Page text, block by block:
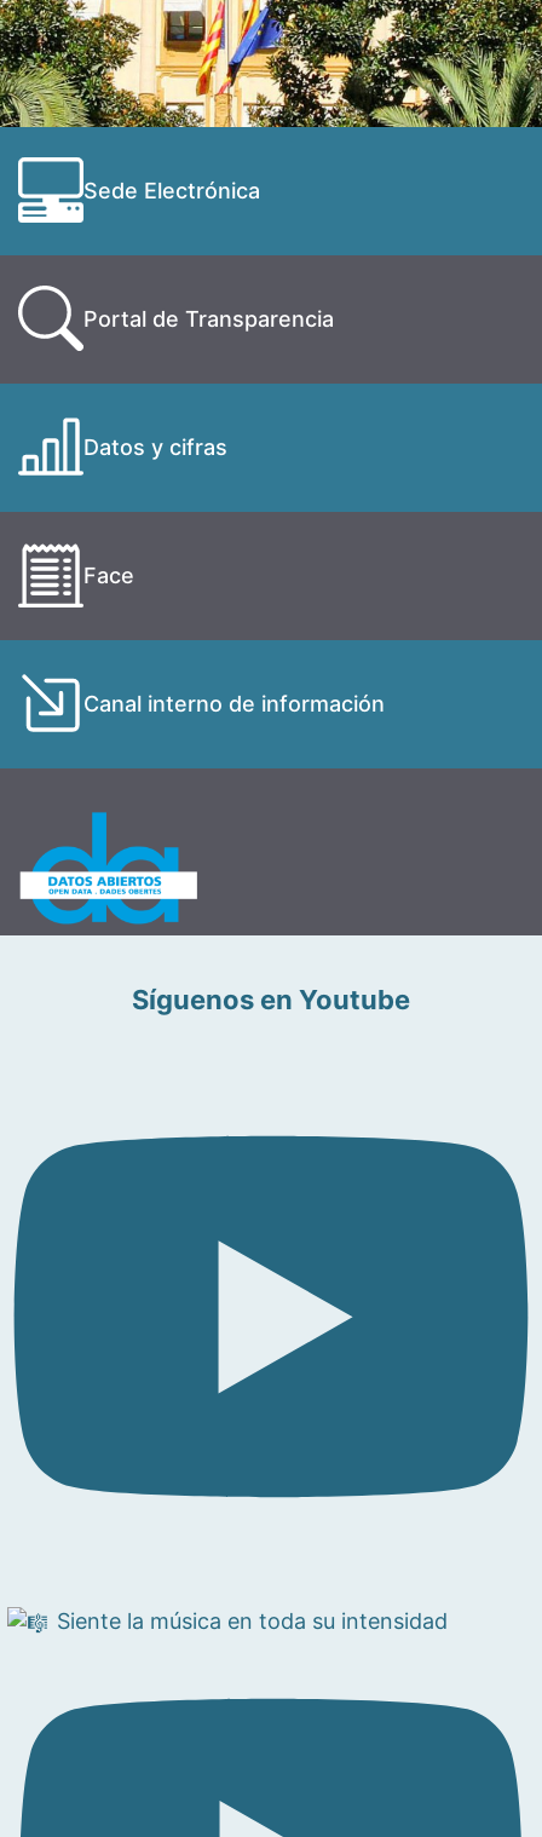
Sede Electrónica
Portal de Transparencia
Datos y cifras
Face
Canal interno de información
Síguenos en Youtube
Siente la música en toda su intensidad